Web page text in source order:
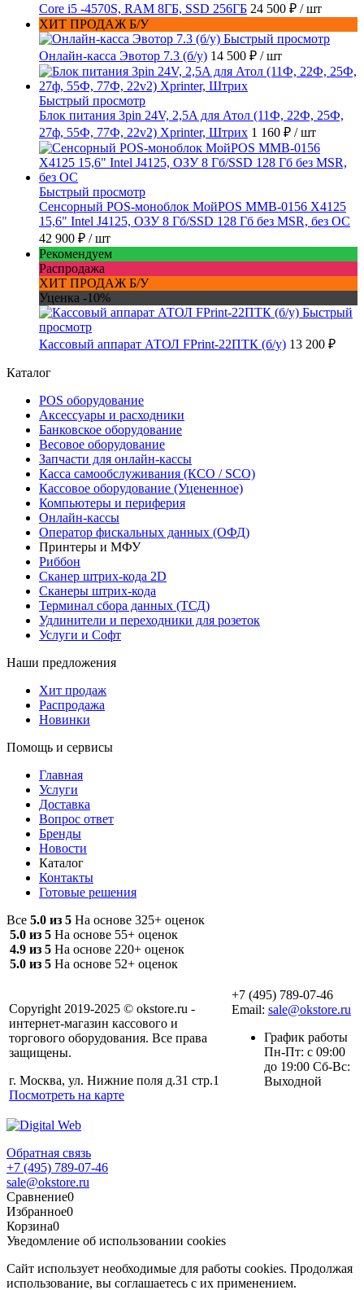
Core i5 -4570S, RAM 8ГБ, SSD 256ГБ 24 500 ₽ / шт
ХИТ ПРОДАЖ Б/У
Быстрый просмотр
Онлайн-касса Эвотор 7.3 (б/у) 14 500 ₽ / шт
Быстрый просмотр
Блок питания 3pin 24V, 2,5A для Атол (11Ф, 22Ф, 25Ф,
27ф, 55Ф, 77Ф, 22v2) Xprinter, Штрих 1 160 ₽ / шт
Быстрый просмотр
Сенсорный POS-моноблок МойPOS MMB-0156 X4125
15,6" Intel J4125, ОЗУ 8 Гб/SSD 128 Гб без MSR, без ОС
42 900 ₽ / шт
Рекомендуем
Распродажа
ХИТ ПРОДАЖ Б/У
Уценка -10%
Быстрый
просмотр
Кассовый аппарат АТОЛ FPrint-22ПТК (б/у) 13 200 ₽
Каталог
POS оборудование
Аксессуары и расходники
Банковское оборудование
Весовое оборудование
Запчасти для онлайн-кассы
Касса самообслуживания (КСО / SCO)
Кассовое оборудование (Уцененное)
Компьютеры и периферия
Онлайн-кассы
Оператор фискальных данных (ОФД)
Принтеры и МФУ
Риббон
Сканер штрих-кода 2D
Сканеры штрих-кода
Терминал сбора данных (ТСД)
Удлинители и переходники для розеток
Услуги и Софт
Наши предложения
Хит продаж
Распродажа
Новинки
Помощь и сервисы
Главная
Услуги
Доставка
Вопрос ответ
Бренды
Новости
Каталог
Контакты
Готовые решения
Все 5.0 из 5 На основе 325+ оценок
5.0 из 5 На основе 55+ оценок
4.9 из 5 На основе 220+ оценок
5.0 из 5 На основе 52+ оценок
Copyright 2019-2025 © okstore.ru -
интернет-магазин кассового и
торгового оборудования. Все права
защищены.
г. Москва, ул. Нижние поля д.31 стр.1
Посмотреть на карте
+7 (495) 789-07-46
Email: sale@okstore.ru
График работы
Пн-Пт: с 09:00
до 19:00 Сб-Вс:
Выходной
Обратная связь
+7 (495) 789-07-46
sale@okstore.ru
Сравнение0
Избранное0
Корзина0
Уведомление об использовании cookies
Сайт использует необходимые для работы cookies. Продолжая
использование, вы соглашаетесь с их применением.